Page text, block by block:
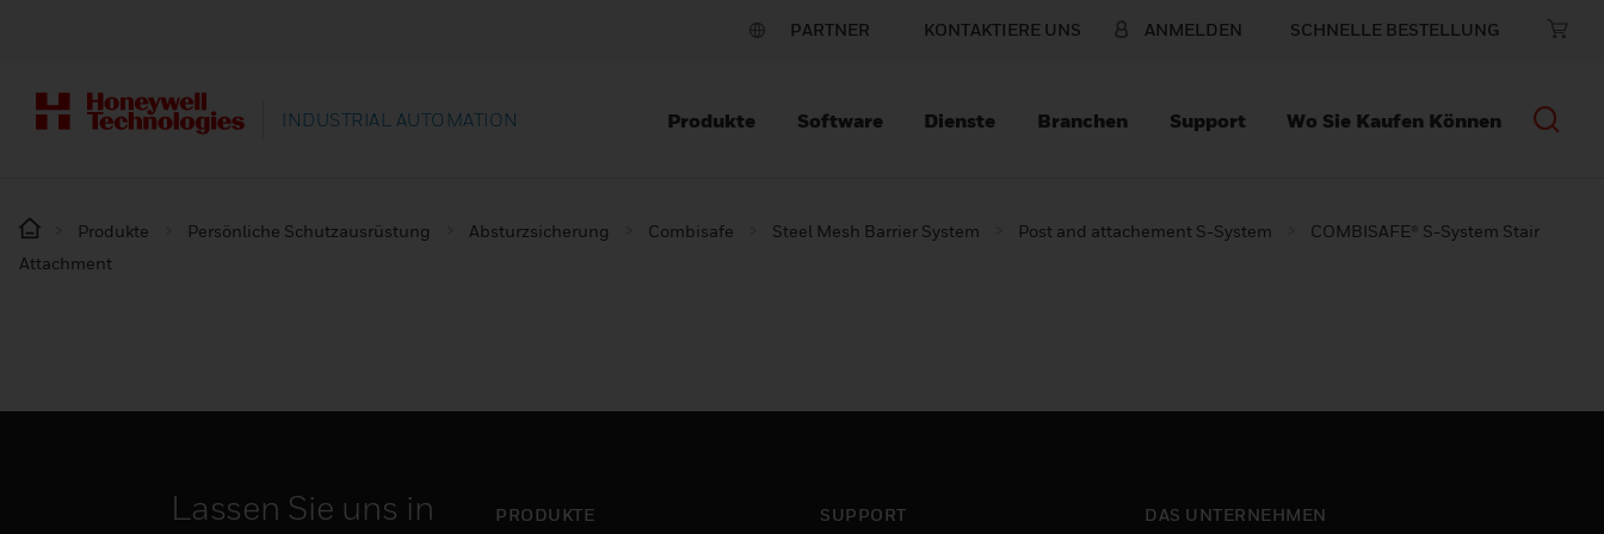
PARTNER KONTAKTIERE UNS ANMELDEN SCHNELLE BESTELLUNG
INDUSTRIAL AUTOMATION Produkte Software Dienste Branchen Support Wo Sie Kaufen Können
Produkte Persönliche Schutzausrüstung Absturzsicherung Combisafe Steel Mesh Barrier System Post and attachement S-System
COMBISAFE® S-System Stair
Attachment
Lassen Sie uns in
PRODUKTE SUPPORT DAS UNTERNEHMEN